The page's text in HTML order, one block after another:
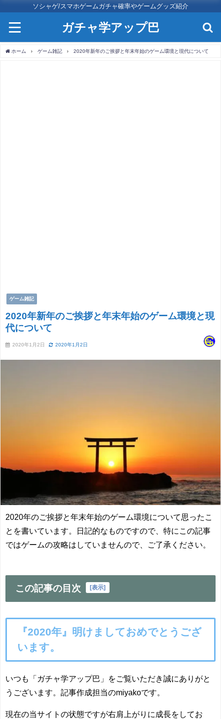
ソシャゲ/スマホゲームガチャ確率やゲームグッズ紹介
ガチャ学アップ巴
ホーム ゲーム雑記 2020年新年のご挨拶と年末年始のゲーム環境と現代について
ゲーム雑記
2020年新年のご挨拶と年末年始のゲーム環境と現
代について
2020年1月2日 2020年1月2日
2020年のご挨拶と年末年始のゲーム環境について思ったこ
とを書いています。日記的なものですので、特にこの記事
ではゲームの攻略はしていませんので、ご了承ください。
この記事の目次 [表示]
『2020年』明けましておめでとうござ
います。
いつも「ガチャ学アップ巴」をご覧いただき誠にありがと
うございます。記事作成担当のmiyakoです。
現在の当サイトの状態ですが右肩上がりに成長をしてお